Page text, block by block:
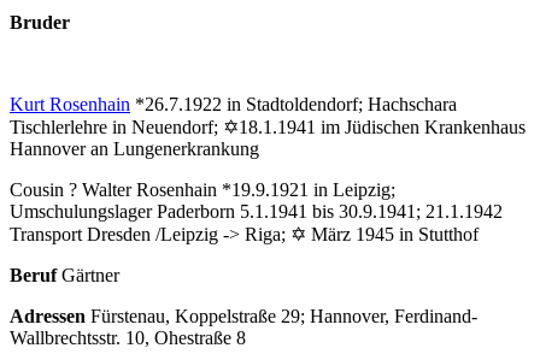
Bruder
Kurt Rosenhain *26.7.1922 in Stadtoldendorf; Hachschara
Tischlerlehre in Neuendorf; ✡18.1.1941 im Jüdischen Krankenhaus
Hannover an Lungenerkrankung
Cousin ? Walter Rosenhain *19.9.1921 in Leipzig;
Umschulungslager Paderborn 5.1.1941 bis 30.9.1941; 21.1.1942
Transport Dresden /Leipzig -> Riga; ✡ März 1945 in Stutthof
BerufGärtner
Adressen Fürstenau, Koppelstraße 29; Hannover, Ferdinand-
Wallbrechtsstr. 10, Ohestraße 8